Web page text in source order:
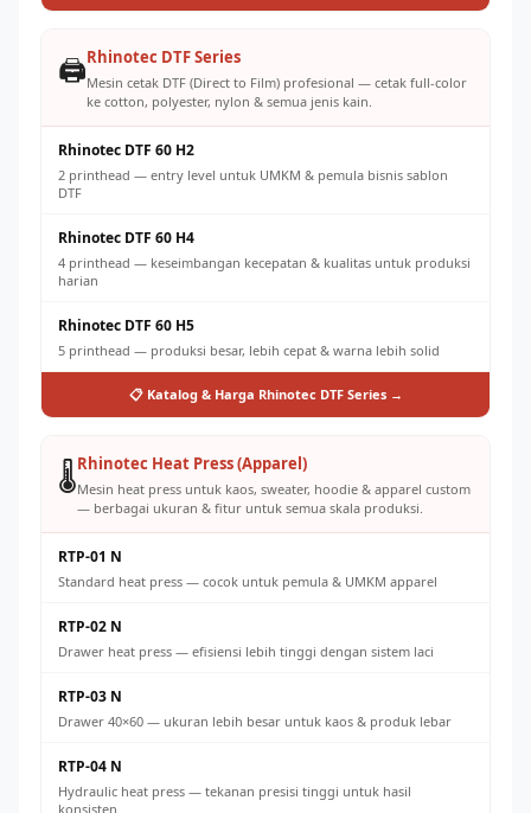
🖨️Rhinotec DTF Series
Mesin cetak DTF (Direct to Film) profesional — cetak full-color
ke cotton, polyester, nylon & semua jenis kain.
Rhinotec DTF 60 H2
2 printhead — entry level untuk UMKM & pemula bisnis sablon
DTF
Rhinotec DTF 60 H4
4 printhead — keseimbangan kecepatan & kualitas untuk produksi
harian
Rhinotec DTF 60 H5
5 printhead — produksi besar, lebih cepat & warna lebih solid
📋 Katalog & Harga Rhinotec DTF Series →
🌡️Rhinotec Heat Press (Apparel)
Mesin heat press untuk kaos, sweater, hoodie & apparel custom
— berbagai ukuran & fitur untuk semua skala produksi.
RTP-01 N
Standard heat press — cocok untuk pemula & UMKM apparel
RTP-02 N
Drawer heat press — efisiensi lebih tinggi dengan sistem laci
RTP-03 N
Drawer 40×60 — ukuran lebih besar untuk kaos & produk lebar
RTP-04 N
Hydraulic heat press — tekanan presisi tinggi untuk hasil
konsisten